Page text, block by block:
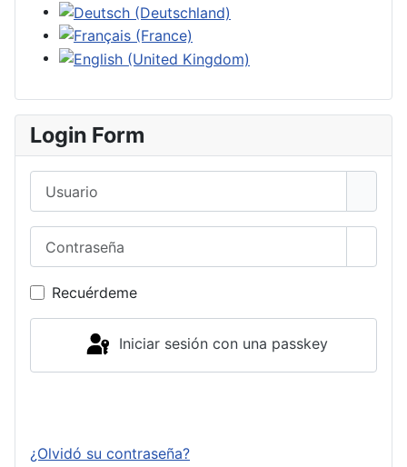
Login Form
Recuérdeme
Iniciar sesión con una passkey
¿Olvidó su contraseña?